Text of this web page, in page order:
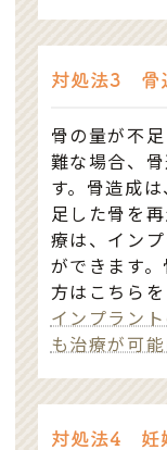
対処法3 骨
骨の量が不
難な場合、
す。骨造成
足した骨を
療は、イン
ができます
方はこちらを
インプラン
も治療が可能
対処法4 妊